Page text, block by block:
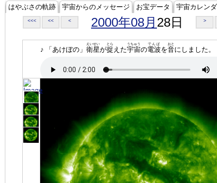
はやぶさの軌跡 宇宙からのメッセージ お宝データ 宇宙カレン
<<< << < 2000年08月 28日 >
♪ 「あけぼの」 衛星
えいせい
が捉
とら
えた宇宙
うちゅう
の電波
でんぱ
を音
おと
にしました。